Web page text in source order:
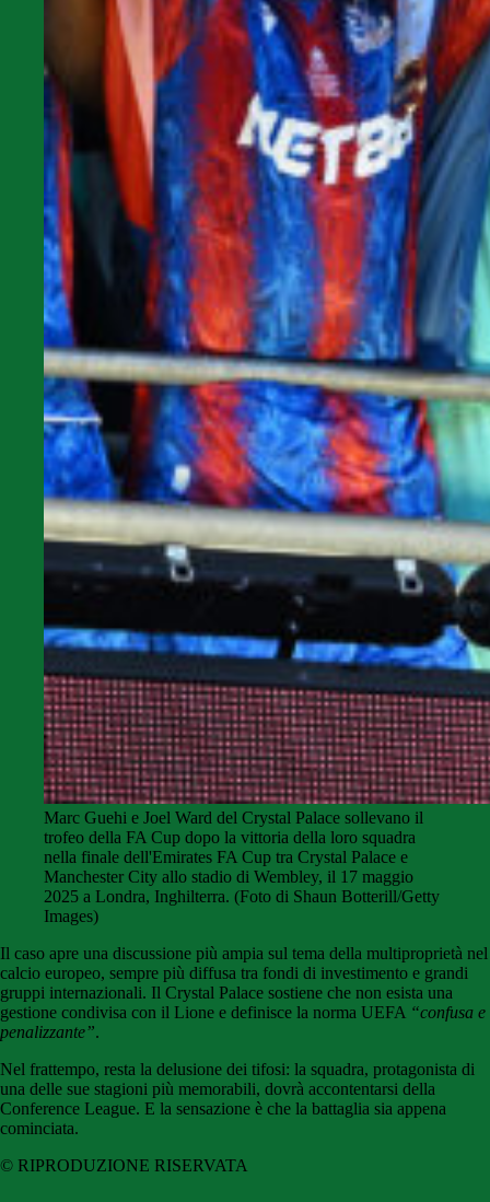
Marc Guehi e Joel Ward del Crystal Palace sollevano il
trofeo della FA Cup dopo la vittoria della loro squadra
nella finale dell'Emirates FA Cup tra Crystal Palace e
Manchester City allo stadio di Wembley, il 17 maggio
2025 a Londra, Inghilterra. (Foto di Shaun Botterill/Getty
Images)
Il caso apre una discussione più ampia sul tema della multiproprietà nel
calcio europeo, sempre più diffusa tra fondi di investimento e grandi
gruppi internazionali. Il Crystal Palace sostiene che non esista una
gestione condivisa con il Lione e definisce la norma UEFA “confusa e
penalizzante”.
Nel frattempo, resta la delusione dei tifosi: la squadra, protagonista di
una delle sue stagioni più memorabili, dovrà accontentarsi della
Conference League. E la sensazione è che la battaglia sia appena
cominciata.
© RIPRODUZIONE RISERVATA